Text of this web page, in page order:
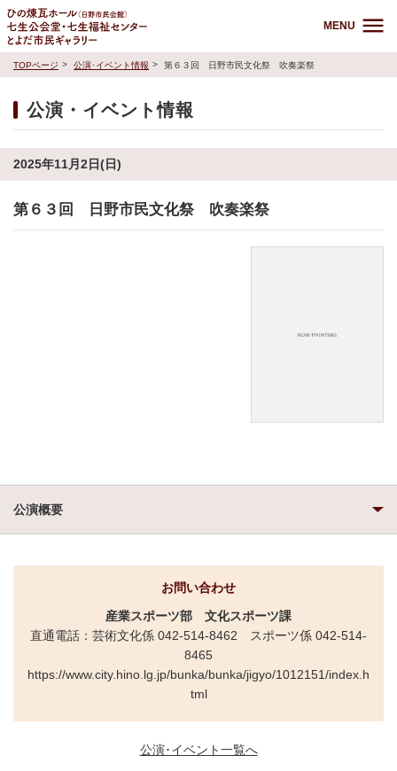
MENU
TOPページ 公演･イベント情報 第６３回 日野市民文化祭 吹奏楽祭
公演・イベント情報
2025年11月2日(日)
第６３回 日野市民文化祭 吹奏楽祭
公演概要
お問い合わせ
産業スポーツ部 文化スポーツ課
直通電話：芸術文化係 042-514-8462 スポーツ係 042-514-
8465
https://www.city.hino.lg.jp/bunka/bunka/jigyo/1012151/index.h
tml
公演･イベント一覧へ